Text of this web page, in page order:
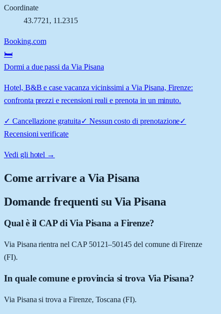
Coordinate
43.7721 , 11.2315
Booking.com
🛏️
Dormi a due passi da Via Pisana
Hotel, B&B e case vacanza vicinissimi a Via Pisana, Firenze:
confronta prezzi e recensioni reali e prenota in un minuto.
✓ Cancellazione gratuita✓ Nessun costo di prenotazione✓
Recensioni verificate
Vedi gli hotel →
Come arrivare aVia Pisana
Domande frequenti su Via Pisana
Qual è il CAP di Via Pisana a Firenze?
Via Pisana rientra nel CAP 50121–50145 del comune di Firenze
(FI).
In quale comune e provincia si trova Via Pisana?
Via Pisana si trova a Firenze, Toscana (FI).